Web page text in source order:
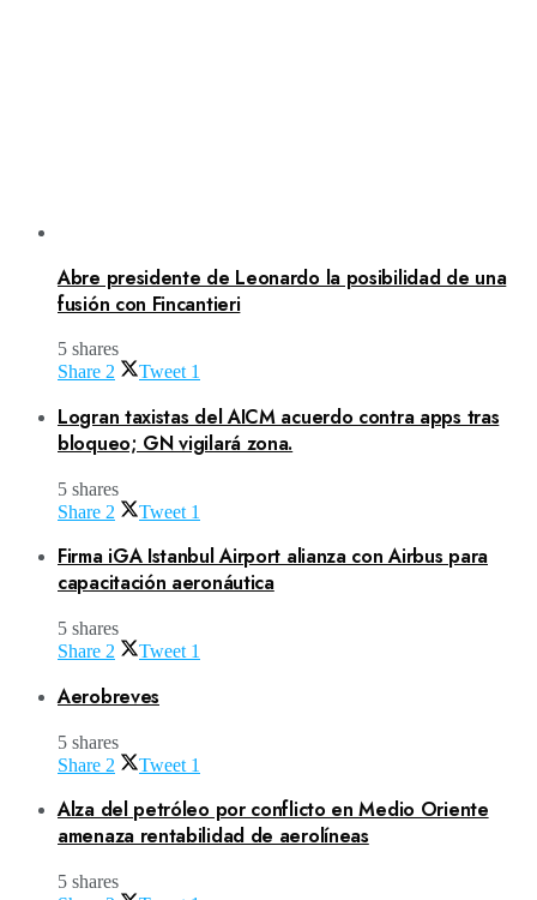
Abre presidente de Leonardo la posibilidad de una
fusión con Fincantieri
5 shares
Share 2 Tweet 1
Logran taxistas del AICM acuerdo contra apps tras
bloqueo; GN vigilará zona.
5 shares
Share 2 Tweet 1
Firma iGA Istanbul Airport alianza con Airbus para
capacitación aeronáutica
5 shares
Share 2 Tweet 1
Aerobreves
5 shares
Share 2 Tweet 1
Alza del petróleo por conflicto en Medio Oriente
amenaza rentabilidad de aerolíneas
5 shares